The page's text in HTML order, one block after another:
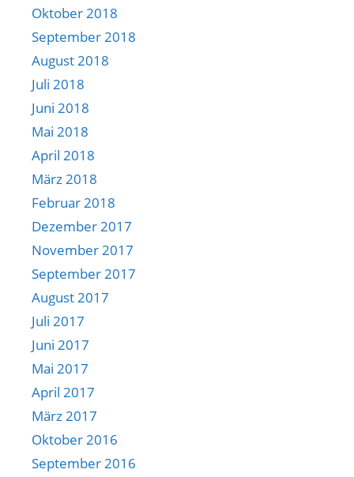
Oktober 2018
September 2018
August 2018
Juli 2018
Juni 2018
Mai 2018
April 2018
März 2018
Februar 2018
Dezember 2017
November 2017
September 2017
August 2017
Juli 2017
Juni 2017
Mai 2017
April 2017
März 2017
Oktober 2016
September 2016